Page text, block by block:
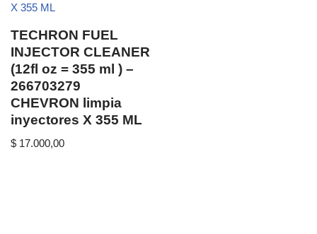
TECHRON FUEL
INJECTOR CLEANER
(12fl oz = 355 ml ) –
266703279
CHEVRON limpia
inyectores X 355 ML
$ 17.000,00